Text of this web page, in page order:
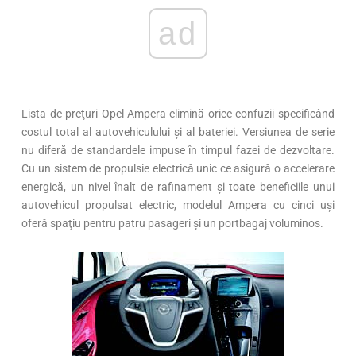
ad
Lista de preţuri Opel Ampera elimină orice confuzii specificând
costul total al autovehiculului și al bateriei. Versiunea de serie
nu diferă de standardele impuse în timpul fazei de dezvoltare.
Cu un sistem de propulsie electrică unic ce asigură o accelerare
energică, un nivel înalt de rafinament și toate beneficiile unui
autovehicul propulsat electric, modelul Ampera cu cinci uși
oferă spaţiu pentru patru pasageri și un portbagaj voluminos.